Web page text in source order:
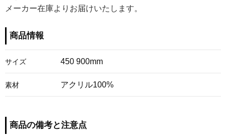
メーカー在庫よりお届けいたします。
商品情報
サイズ 450 900mm
素材 アクリル100%
商品の備考と注意点